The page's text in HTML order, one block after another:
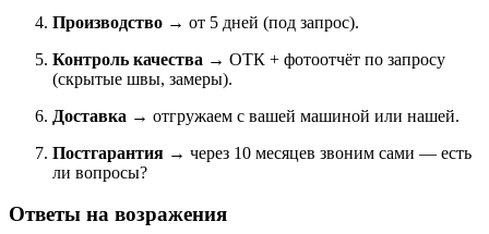
Производство → от 5 дней (под запрос).
Контроль качества → ОТК + фотоотчёт по запросу
(скрытые швы, замеры).
Доставка → отгружаем с вашей машиной или нашей.
Постгарантия → через 10 месяцев звоним сами — есть
ли вопросы?
Ответы на возражения